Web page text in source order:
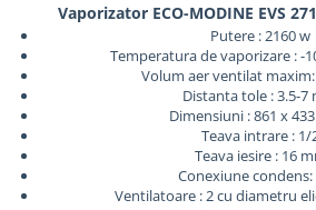
Ventilatoare turbina
VENTILATOARE AXIALE
Vaporizator ECO-MODINE EVS
Putere : 2160 w
Temperatura de vaporizare : -
Volum aer ventilat
Distanta tole : 3.5-7
Dimensiuni : 861 x
Teava intrare : 1/
Teava iesire : 16
Conexiune
Ventilatoare : 2 cu diametru